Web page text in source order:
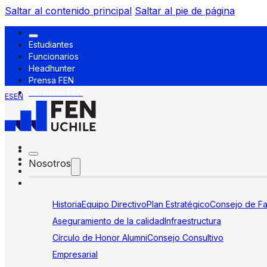
Saltar al contenido principal Saltar al pie de página
Estudiantes
Funcionarios
Headhunter
Prensa FEN
ESEN
Nosotros
HistoriaEquipo DirectivoPlan EstratégicoConsejo de
Aseguramiento de la calidadInfraestructura
Círculo de Honor AlumniConsejo Consultivo
Empresarial